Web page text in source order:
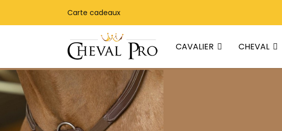
Carte cadeaux
CAVALIER CHEVAL